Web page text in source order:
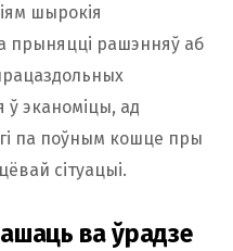
шырокія
прыняцці рашэнняў аб
ў эканоміцы, ад
па поўным кошце пры
сітуацыі.
ва ўрадзе